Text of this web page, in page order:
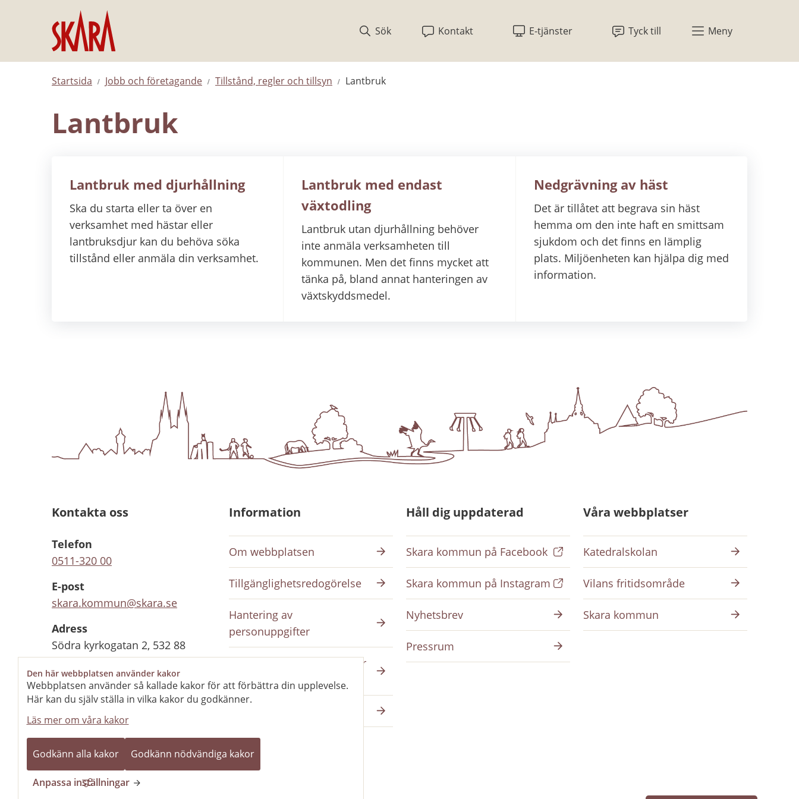
Den här webbplatsen använder kakor
Webbplatsen använder så kallade kakor för att förbättra din upplevelse.
Här kan du själv ställa in vilka kakor du godkänner.
Läs mer om våra kakor
Godkänn alla kakor Godkänn nödvändiga kakor
Anpassa inställningar
Hoppa till innehåll
Sök
Kontakt E-tjänster Tyck till Meny
Startsida Jobb och företagande Tillstånd, regler och tillsyn Lantbruk
Lantbruk
Lantbruk med djurhållning
Ska du starta eller ta över en
verksamhet med hästar eller
lantbruksdjur kan du behöva söka
tillstånd eller anmäla din verksamhet.
Lantbruk med endast
växtodling
Lantbruk utan djurhållning behöver
inte anmäla verksamheten till
kommunen. Men det finns mycket att
tänka på, bland annat hanteringen av
växtskyddsmedel.
Nedgrävning av häst
Det är tillåtet att begrava sin häst
hemma om den inte haft en smittsam
sjukdom och det finns en lämplig
plats. Miljöenheten kan hjälpa dig med
information.
Kontakta oss
Telefon
0511-320 00
E-post
skara.kommun@skara.se
Adress
Södra kyrkogatan 2, 532 88
Skara
Organisationsnummer
212000-1702
Kontaktcenter
Stängt
Öppnar 10 aug kl
08.00
Information
Om webbplatsen
Tillgänglighetsredogörelse
Hantering av
personuppgifter
Inloggning på intranätet för
anställda
Håll dig uppdaterad
Skara kommun på Facebook
Skara kommun på Instagram
Nyhetsbrev
Pressrum
Våra webbplatser
Katedralskolan
Vilans fritidsområde
Skara kommun